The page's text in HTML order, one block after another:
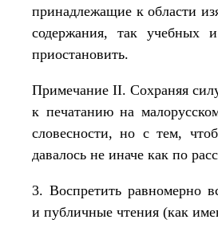
принадлежащие к области
содержания, так учебных
приостановить.
Примечание II. Сохраняя
к печатанию на
словесности, но с тем,
давалось не иначе как по
3. Воспретить равномерно
и публичные чтения (как